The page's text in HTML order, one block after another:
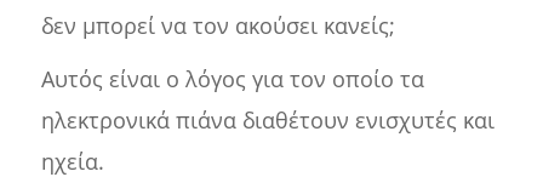
δεν μπορεί να τον ακούσει κανείς;
Αυτός είναι ο λόγος για τον οποίο τα
ηλεκτρονικά πιάνα διαθέτουν ενισχυτές και
ηχεία.